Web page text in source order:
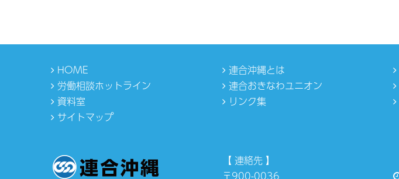
HOME 連合沖縄とは
労働相談ホットライン
連合おきなわユニオン
資料室
リンク集
サイトマップ
【 連絡先 】
〒900-0036